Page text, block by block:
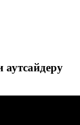
аутсайдеру